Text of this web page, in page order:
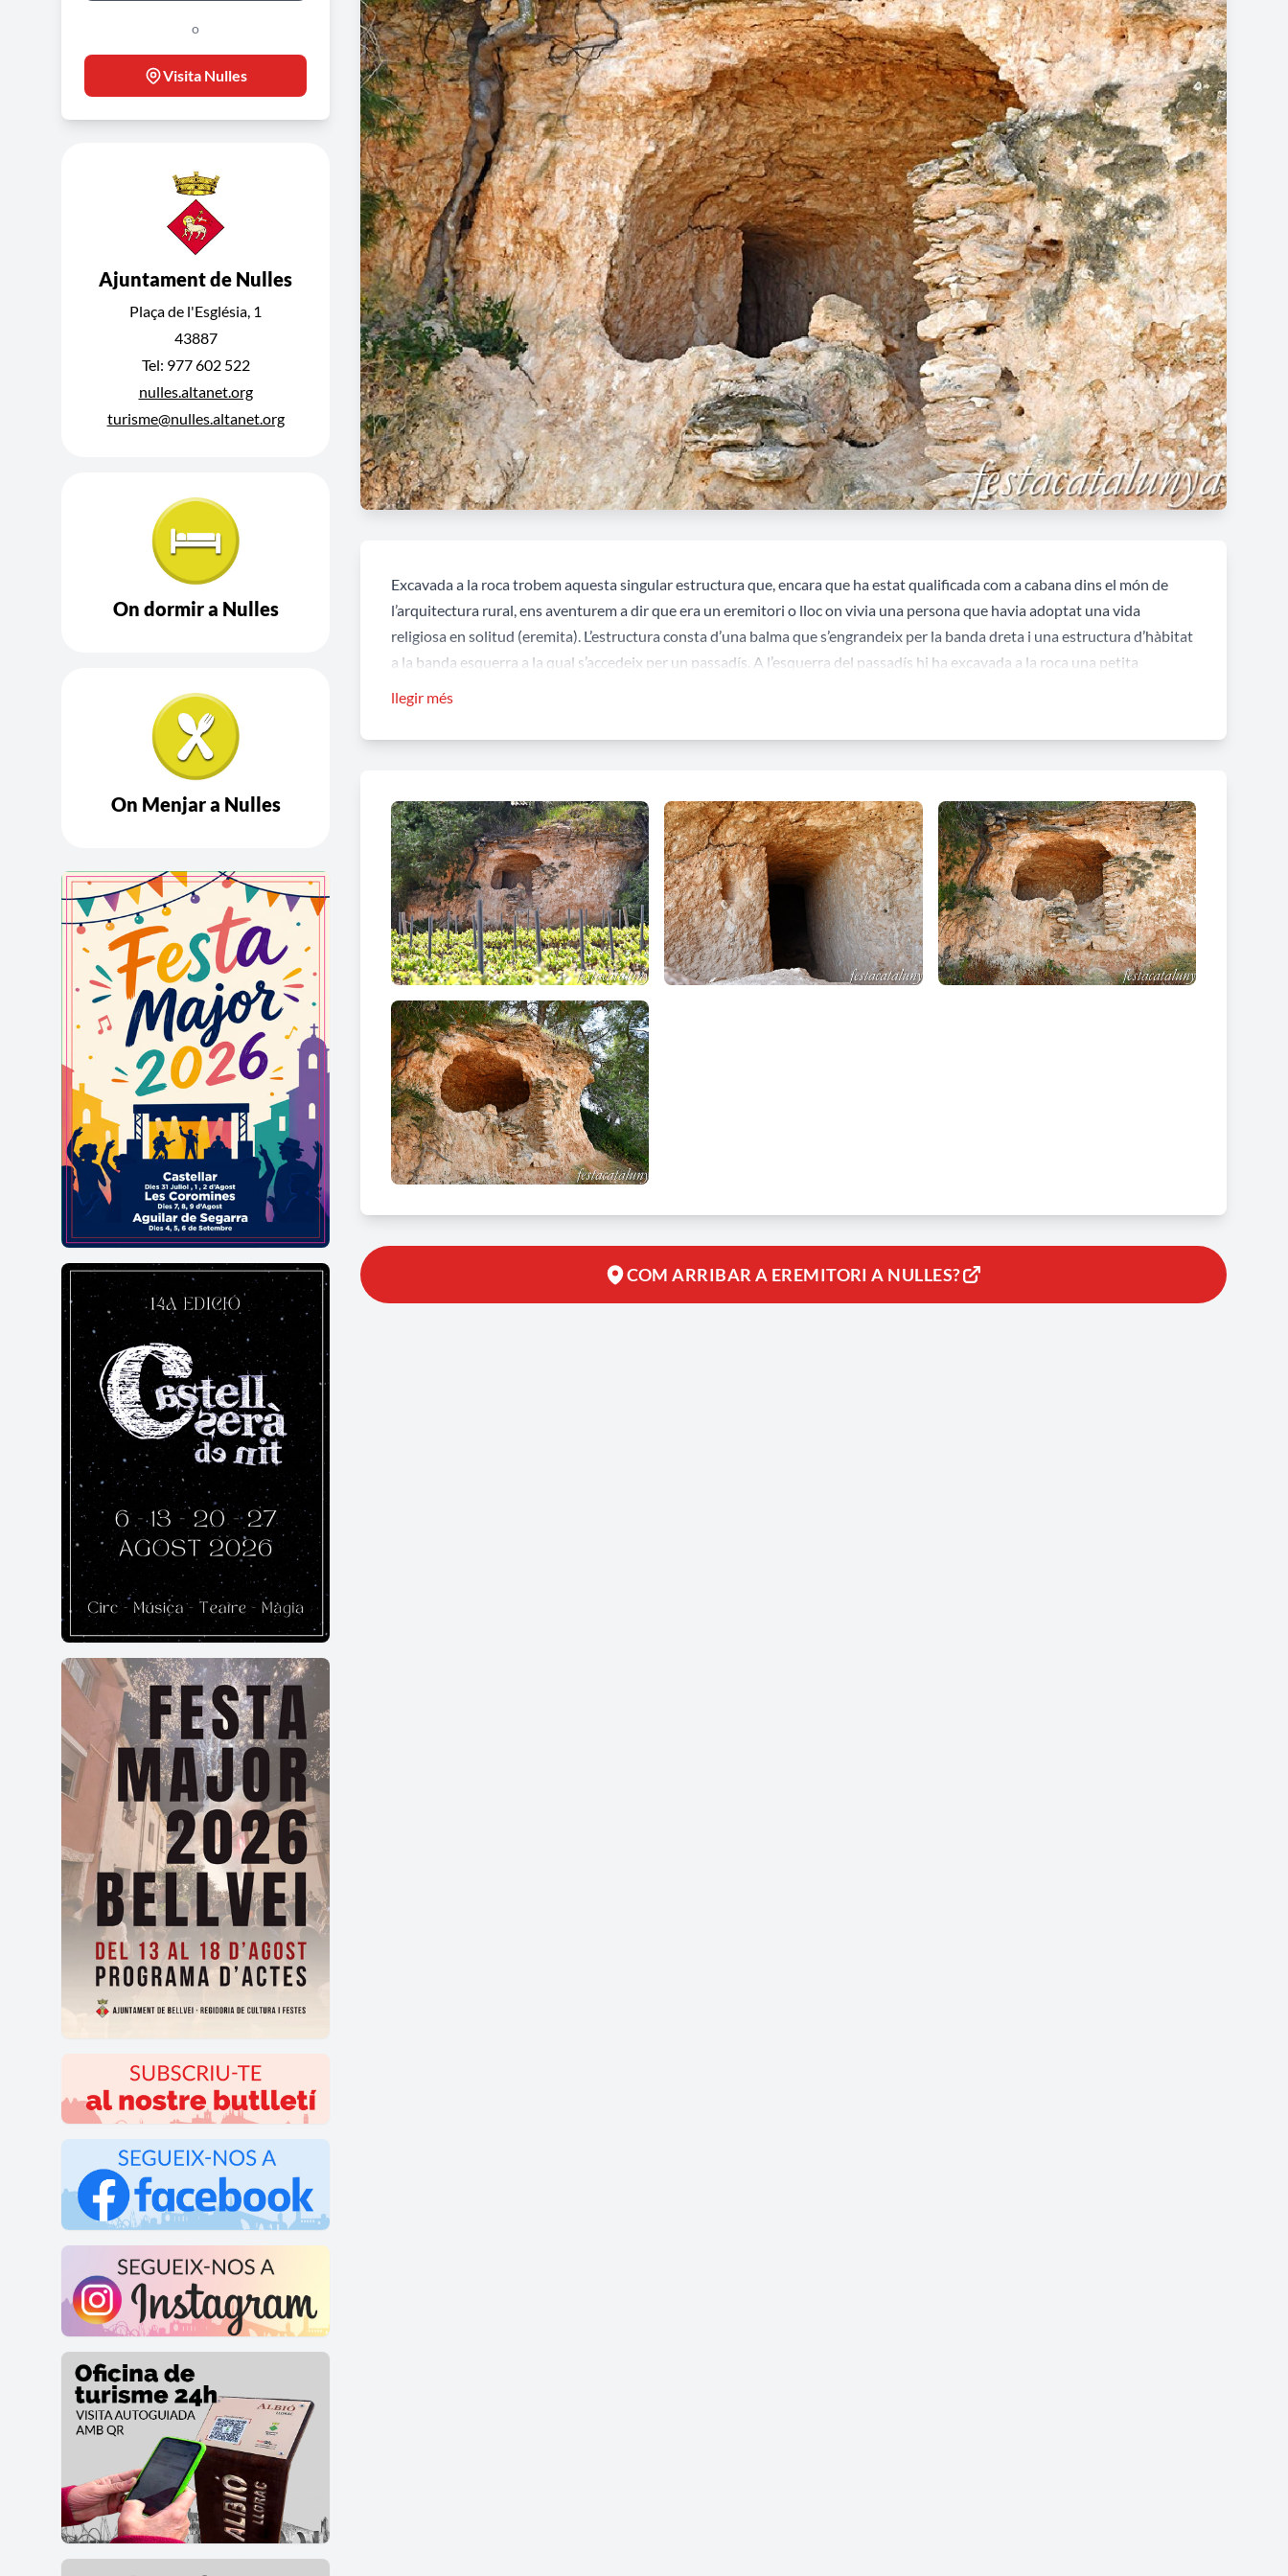
o
Visita Nulles
Ajuntament de Nulles
Plaça de l'Església, 1
43887
Tel: 977 602 522
nulles.altanet.org
turisme@nulles.altanet.org
On dormir a Nulles
On Menjar a Nulles
Excavada a la roca trobem aquesta singular estructura que, encara que ha estat qualificada com a cabana dins el món de
l’arquitectura rural, ens aventurem a dir que era un eremitori o lloc on vivia una persona que havia adoptat una vida
religiosa en solitud (eremita). L’estructura consta d’una balma que s’engrandeix per la banda dreta i una estructura d’hàbitat
a la banda esquerra a la qual s’accedeix per un passadís. A l’esquerra del passadís hi ha excavada a la roca una petita
s’endevina, encara que molt malmesa.
d’emmagatzematge d’aliments (fresquera, sitja...) utilitzats per l’eremita retirat a aquest lloc per fer oració.
llegir més
COM ARRIBAR A EREMITORI A NULLES?